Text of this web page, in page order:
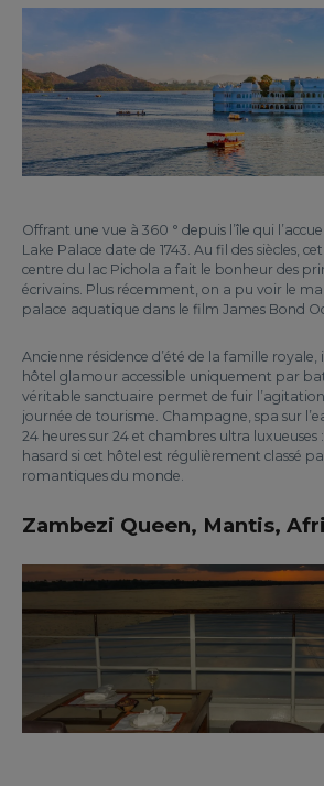
Offrant une vue à 360 ° depuis l’île qui
Lake Palace date de 1743. Au fil des siècles,
centre du lac Pichola a fait le bonheur des
écrivains. Plus récemment, on a pu voir le
palace aquatique dans le film James Bond
Ancienne résidence d’été de la famille
hôtel glamour accessible uniquement par
véritable sanctuaire permet de fuir
journée de tourisme. Champagne, spa sur
24 heures sur 24 et chambres ultra luxueuses :
hasard si cet hôtel est régulièrement classé
romantiques du monde.
Zambezi Queen, Mantis,